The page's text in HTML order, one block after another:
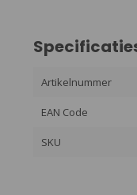
Artikelnummer
EAN Code
SKU